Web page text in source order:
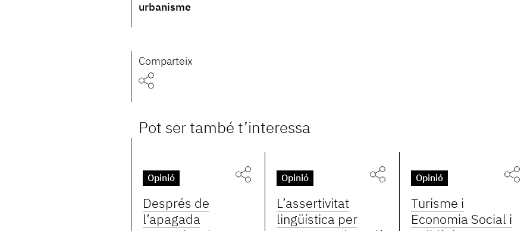
urbanisme
Comparteix
Pot ser també t’interessa
Opinió
Després de
l’apagada
Opinió
L’assertivitat
lingüística per
Opinió
Turisme i
Economia Social i